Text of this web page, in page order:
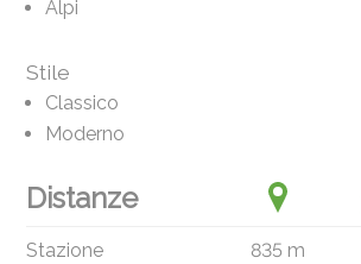
Alpi
Stile
Classico
Moderno
Distanze
Stazione 835 m